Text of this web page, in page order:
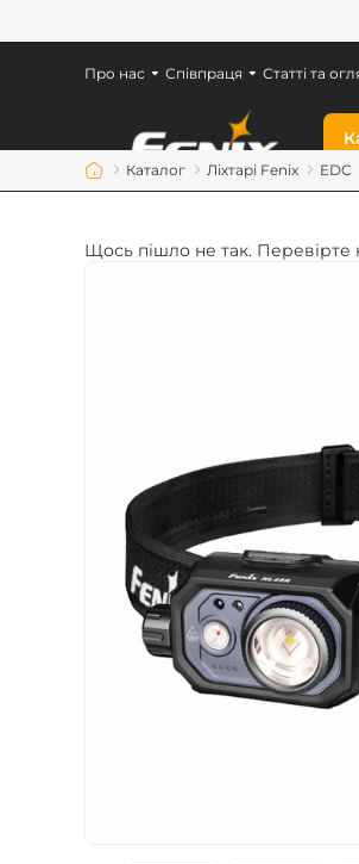
Про нас Співпраця Статті та
Каталог Ліхтарі Fenix EDC
Щось пішло не так. Перевірте